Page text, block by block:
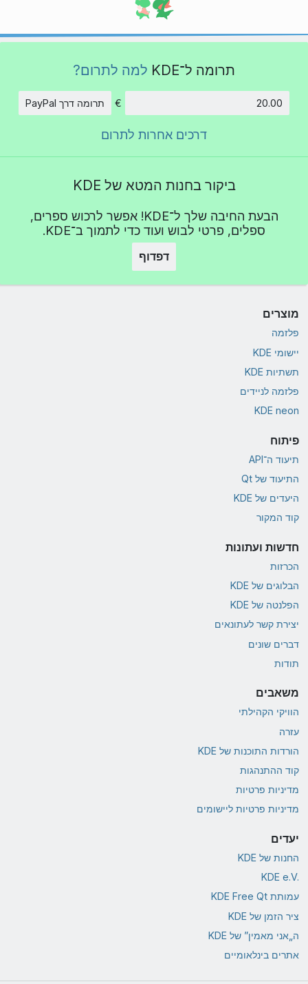
תרומה ל־KDE למה לתרום?
€ תרומה דרך PayPal
דרכים אחרות לתרום
ביקור בחנות המטא של KDE
הבעת החיבה שלך ל־KDE! אפשר לרכוש ספרים,
ספלים, פרטי לבוש ועוד כדי לתמוך ב־KDE.
דפדוף
מוצרים
פלזמה
יישומי KDE
תשתיות KDE
פלזמה לניידים
KDE neon
פיתוח
תיעוד ה־API
התיעוד של Qt
היעדים של KDE
קוד המקור
חדשות ועתונות
הכרזות
הבלוגים של KDE
הפלנטה של KDE
יצירת קשר לעתונאים
דברים שונים
תודות
משאבים
הוויקי הקהילתי
עזרה
הורדות התוכנות של KDE
קוד ההתנהגות
מדיניות פרטיות
מדיניות פרטיות ליישומים
יעדים
החנות של KDE
KDE e.V.‎
עמותת KDE Free Qt
ציר הזמן של KDE
ה„אני מאמין” של KDE
אתרים בינלאומיים